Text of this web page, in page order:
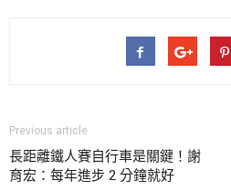
Previous article
長距離鐵人賽自行車是關鍵！謝
育宏：每年進步 2 分鐘就好